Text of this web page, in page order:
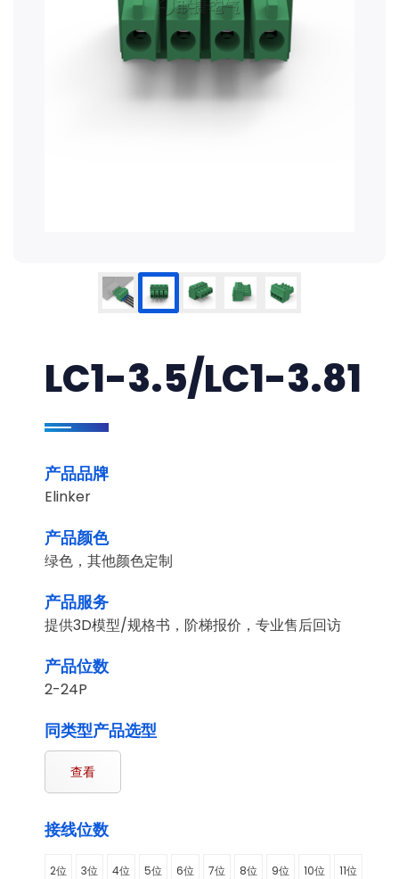
LC1-3.5/LC1-3.81
产品品牌
Elinker
产品颜色
绿色，其他颜色定制
产品服务
提供3D模型/规格书，阶梯报价，专业售后回访
产品位数
2-24P
同类型产品选型
查看
接线位数
2位 3位 4位 5位 6位 7位 8位 9位 10位 11位